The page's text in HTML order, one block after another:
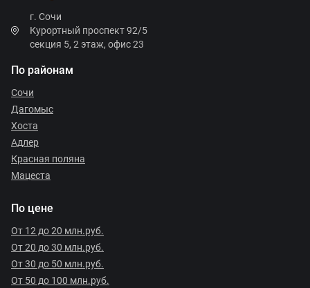
г. Сочи
Курортный проспект 92/5
секция 5, 2 этаж, офис 23
По районам
Сочи
Дагомыс
Хоста
Адлер
Красная поляна
Мацеста
По цене
От 12 до 20 млн.руб.
От 20 до 30 млн.руб.
От 30 до 50 млн.руб.
От 50 до 100 млн.руб.